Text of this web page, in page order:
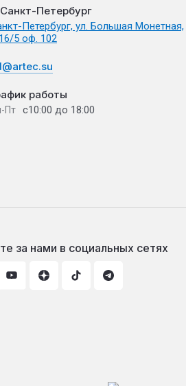
Санкт-Петербург
Петербург, ул. Большая Монетная,
5 оф. 102
работы
Пт с10:00 до 18:00
за нами в социальных сетях